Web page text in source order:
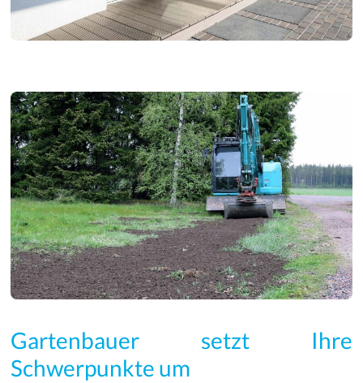
Gartenbauer setzt Ihre
Schwerpunkte um